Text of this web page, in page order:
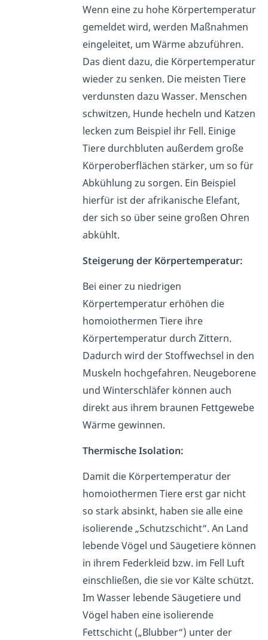
Wenn eine zu hohe Körpertemperatur
gemeldet wird, werden Maßnahmen
eingeleitet, um Wärme abzuführen.
Das dient dazu, die Körpertemperatur
wieder zu senken. Die meisten Tiere
verdunsten dazu Wasser. Menschen
schwitzen, Hunde hecheln und Katzen
lecken zum Beispiel ihr Fell. Einige
Tiere durchbluten außerdem große
Körperoberflächen stärker, um so für
Abkühlung zu sorgen. Ein Beispiel
hierfür ist der afrikanische Elefant,
der sich so über seine großen Ohren
abkühlt.
Steigerung der Körpertemperatur:
Bei einer zu niedrigen
Körpertemperatur erhöhen die
homoiothermen Tiere ihre
Körpertemperatur durch Zittern.
Dadurch wird der Stoffwechsel in den
Muskeln hochgefahren. Neugeborene
und Winterschläfer können auch
direkt aus ihrem braunen Fettgewebe
Wärme gewinnen.
Thermische Isolation:
Damit die Körpertemperatur der
homoiothermen Tiere erst gar nicht
so stark absinkt, haben sie alle eine
isolierende „Schutzschicht“. An Land
lebende Vögel und Säugetiere können
in ihrem Federkleid bzw. im Fell Luft
einschließen, die sie vor Kälte schützt.
Im Wasser lebende Säugetiere und
Vögel haben eine isolierende
Fettschicht („Blubber“) unter der